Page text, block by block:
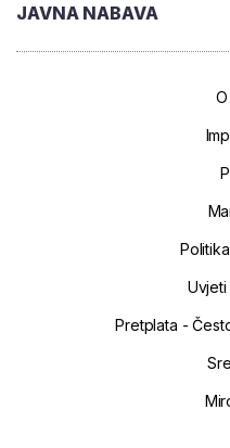
JAVNA NABAVA
Pretplata -